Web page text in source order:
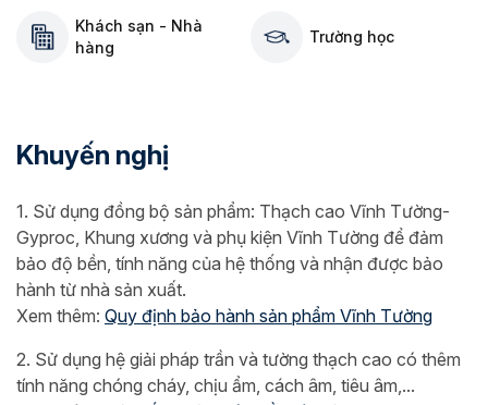
Khách sạn - Nhà
hàng
Trường học
Khuyến nghị
1. Sử dụng đồng bộ sản phẩm: Thạch cao Vĩnh Tường-
Gyproc, Khung xương và phụ kiện Vĩnh Tường để đảm
bảo độ bền, tính năng của hệ thống và nhận được bảo
hành từ nhà sản xuất.
Xem thêm: Quy định bảo hành sản phẩm Vĩnh Tường
2. Sử dụng hệ giải pháp trần và tường thạch cao có thêm
tính năng chóng cháy, chịu ẩm, cách âm, tiêu âm,...